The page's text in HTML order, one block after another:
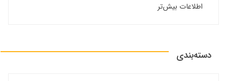
اطلاعات بیش‌تر
دسته‌بندی